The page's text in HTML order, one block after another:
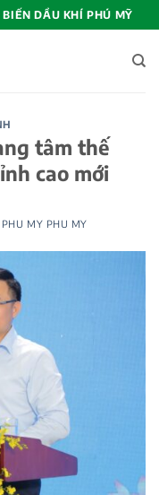
BIẾN DẦU KHÍ PHÚ MỸ
tâm thế
cao mới
PHU MY PHU MY